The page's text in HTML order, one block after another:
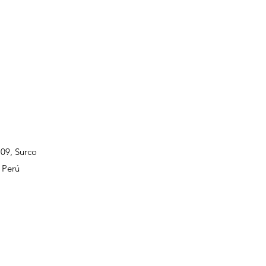
Surco